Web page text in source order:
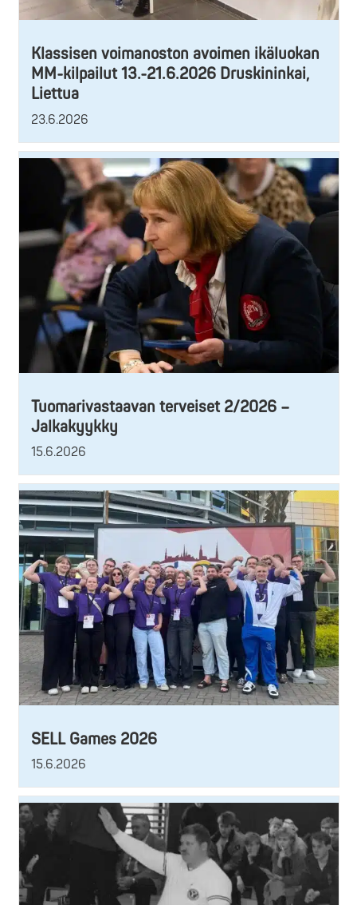
Klassisen voimanoston avoimen ikäluokan
MM-kilpailut 13.-21.6.2026 Druskininkai,
Liettua
23.6.2026
Tuomarivastaavan terveiset 2/2026 –
Jalkakyykky
15.6.2026
SELL Games 2026
15.6.2026